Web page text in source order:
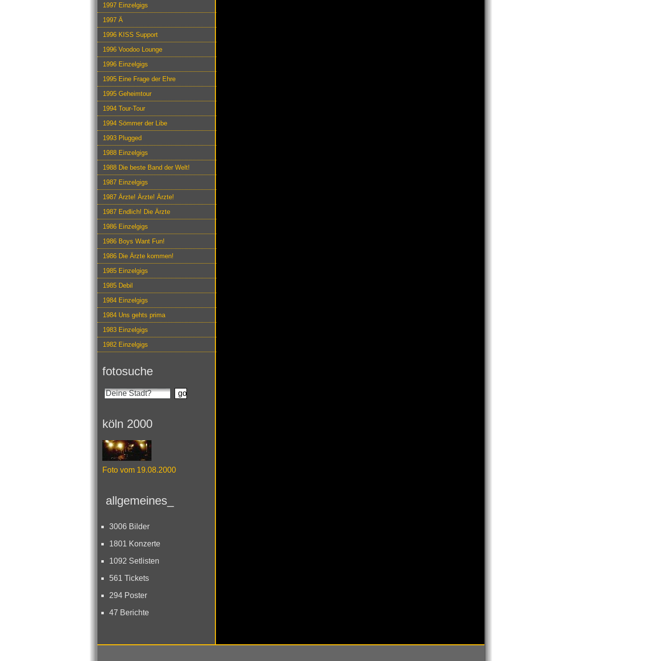
1997 Einzelgigs
1997 Ä
1996 KISS Support
1996 Voodoo Lounge
1996 Einzelgigs
1995 Eine Frage der Ehre
1995 Geheimtour
1994 Tour-Tour
1994 Sömmer der Libe
1993 Plugged
1988 Einzelgigs
1988 Die beste Band der Welt!
1987 Einzelgigs
1987 Ärzte! Ärzte! Ärzte!
1987 Endlich! Die Ärzte
1986 Einzelgigs
1986 Boys Want Fun!
1986 Die Ärzte kommen!
1985 Einzelgigs
1985 Debil
1984 Einzelgigs
1984 Uns gehts prima
1983 Einzelgigs
1982 Einzelgigs
fotosuche
köln 2000
Foto vom 19.08.2000
allgemeines_
3006 Bilder
1801 Konzerte
1092 Setlisten
561 Tickets
294 Poster
47 Berichte